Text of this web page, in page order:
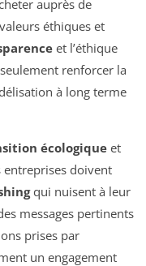
auprès de
éthiques et
et l’éthique
renforcer la
à long terme
écologiqueet
entreprises doivent
qui nuisent à leur
messages pertinents
prises par
un engagement